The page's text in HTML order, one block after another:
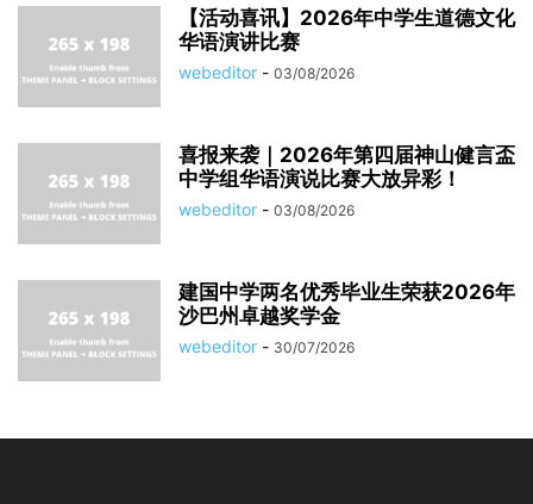
【活动喜讯】2026年中学生道德文化
华语演讲比赛
webeditor - 03/08/2026
喜报来袭｜2026年第四届神山健言盃
中学组华语演说比赛大放异彩！
webeditor - 03/08/2026
建国中学两名优秀毕业生荣获2026年
沙巴州卓越奖学金
webeditor - 30/07/2026